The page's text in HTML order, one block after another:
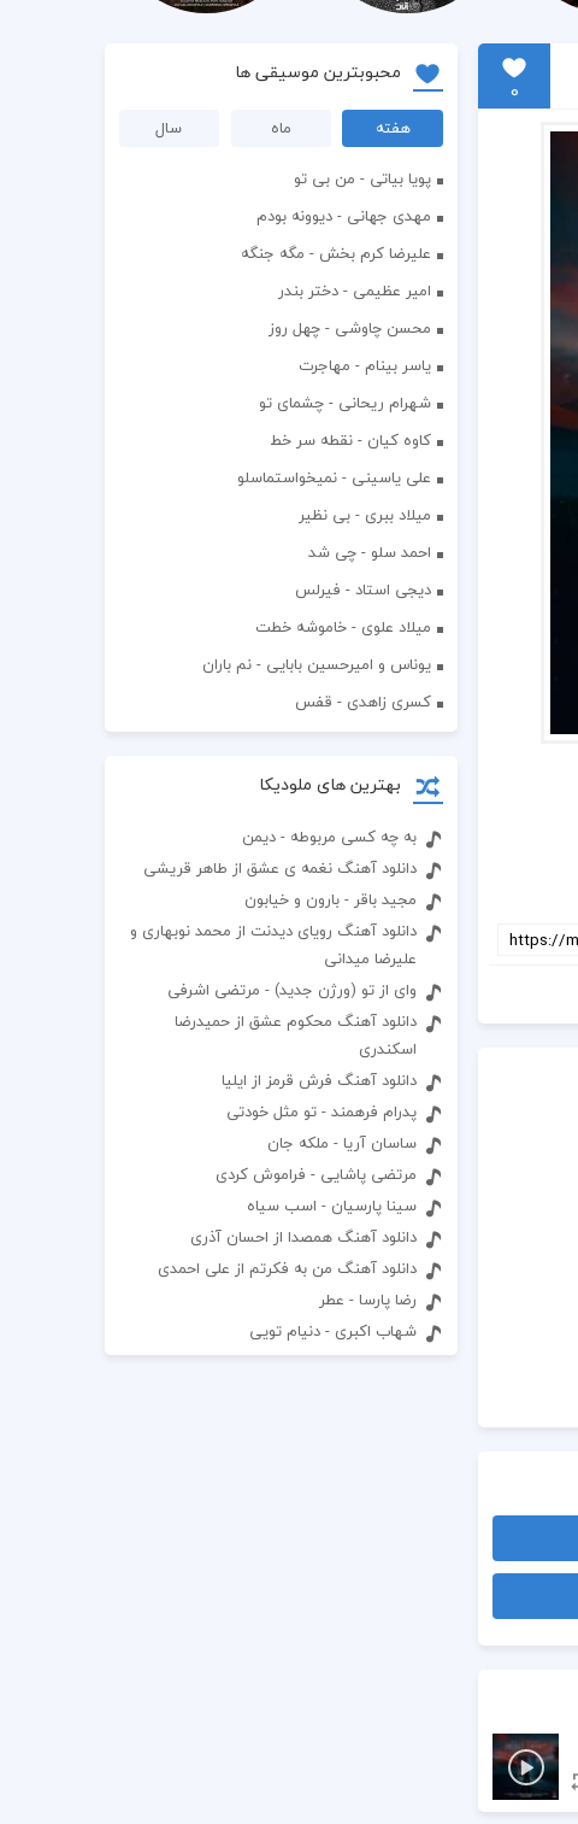
0
محبوبترین موسیقی ها
هفته ماه
سال
پویا بیاتی - من بی تو
مهدی جهانی - دیوونه بودم
علیرضا کرم بخش - مگه جنگه
امیر عظیمی - دختر بندر
محسن چاوشی - چهل روز
یاسر بینام - مهاجرت
شهرام ریحانی - چشمای تو
کاوه کیان - نقطه سر خط
علی یاسینی - نمیخواستماسلو
میلاد ببری - بی نظیر
احمد سلو - چی شد
دیجی استاد - فیرلس
میلاد علوی - خاموشه خطت
یوناس و امیرحسین بابایی - نم باران
کسری زاهدی - قفس
بهترین های ملودیکا
به چه کسی مربوطه - دیمن
دانلود آهنگ نغمه ی عشق از طاهر قریشی
مجید باقر - بارون و خیابون
دانلود آهنگ رویای دیدنت از محمد نوبهاری و
علیرضا میدانی
وای از تو (ورژن جدید) - مرتضی اشرفی
دانلود آهنگ محکوم عشق از حمیدرضا
اسکندری
دانلود آهنگ فرش قرمز از ایلیا
پدرام فرهمند - تو مثل خودتی
ساسان آریا - ملکه جان
مرتضی پاشایی - فراموش کردی
سینا پارسیان - اسب سیاه
دانلود آهنگ همصدا از احسان آذری
دانلود آهنگ من به فکرتم از علی احمدی
رضا پارسا - عطر
شهاب اکبری - دنیام تویی